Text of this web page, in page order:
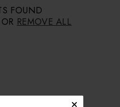
FOUND
REMOVE ALL